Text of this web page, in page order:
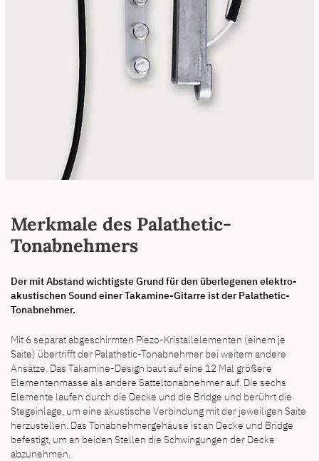
Merkmale des Palathetic-
Tonabnehmers
Der mit Abstand wichtigste Grund für den überlegenen elektro-
akustischen Sound einer Takamine-Gitarre ist der Palathetic-
Tonabnehmer.
Mit 6 separat abgeschirmten Piezo-Kristallelementen (einem je
Saite) übertrifft der Palathetic-Tonabnehmer bei weitem andere
Ansätze. Das Takamine-Design baut auf eine 12 Mal größere
Elementenmasse als andere Satteltonabnehmer auf. Die sechs
Elemente laufen durch die Decke und die Bridge und berührt die
Stegeinlage, um eine akustische Verbindung mit der jeweiligen Saite
herzustellen. Das Tonabnehmergehäuse ist an Decke und Bridge
befestigt, um an beiden Stellen die Schwingungen der Decke
abzunehmen.